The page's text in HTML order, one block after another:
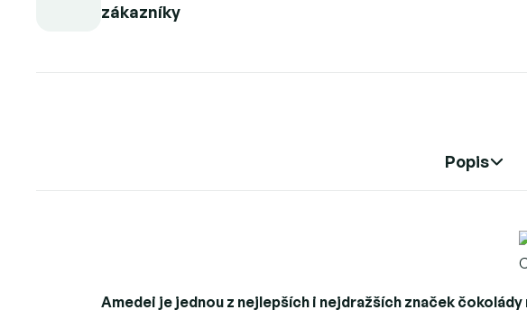
zákazníky
Popis
Amedei je jednou z nejlepších i nejdražších značek